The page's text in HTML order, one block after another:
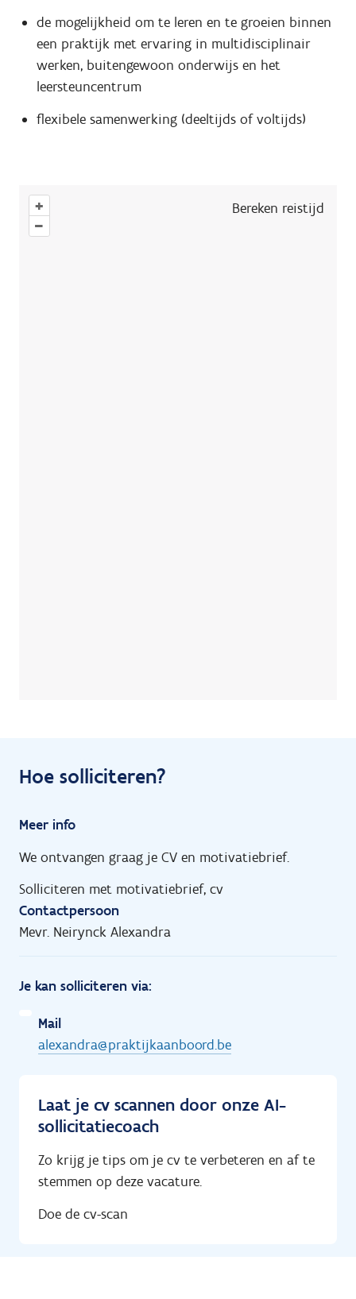
de mogelijkheid om te leren en te groeien binnen
een praktijk met ervaring in multidisciplinair
werken, buitengewoon onderwijs en het
leersteuncentrum
flexibele samenwerking (deeltijds of voltijds)
+
–
Bereken reistijd
Hoe solliciteren?
Meer info
We ontvangen graag je CV en motivatiebrief.
Solliciteren met motivatiebrief, cv
Contactpersoon
Mevr. Neirynck Alexandra
Je kan solliciteren via:
Mail
alexandra@praktijkaanboord.be
Laat je cv scannen door onze AI-
sollicitatiecoach
Zo krijg je tips om je cv te verbeteren en af te
stemmen op deze vacature.
Doe de cv-scan